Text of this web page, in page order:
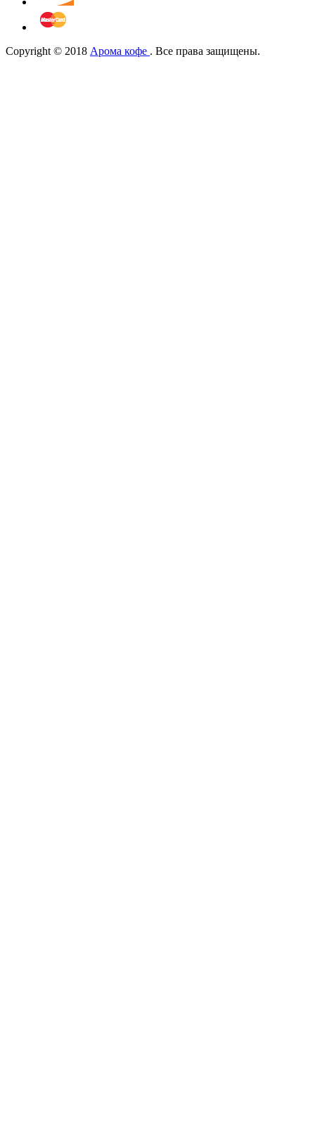
Copyright © 2018 Арома кофе . Все права защищены.